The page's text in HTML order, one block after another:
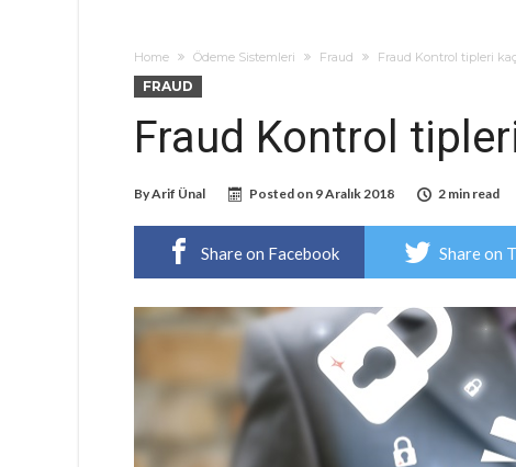
Home Ödeme Sistemleri Fraud Fraud Kontrol tipleri
FRAUD
Fraud Kontrol
ByArif Ünal Posted on 9 Aralık 2018 2 min read
Share on Facebook Share on